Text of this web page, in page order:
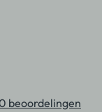
beoordelingen